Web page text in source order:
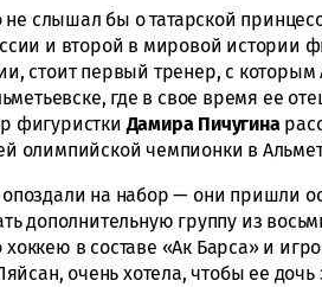
не слышал бы о татарской
и второй в мировой истории
стоит первый тренер, с которым
где в свое время ее
фигуристкиДамира Пичугина
олимпийской чемпионки в
на набор — они пришли
дополнительную группу из
в составе «Ак Барса» и
очень хотела, чтобы ее